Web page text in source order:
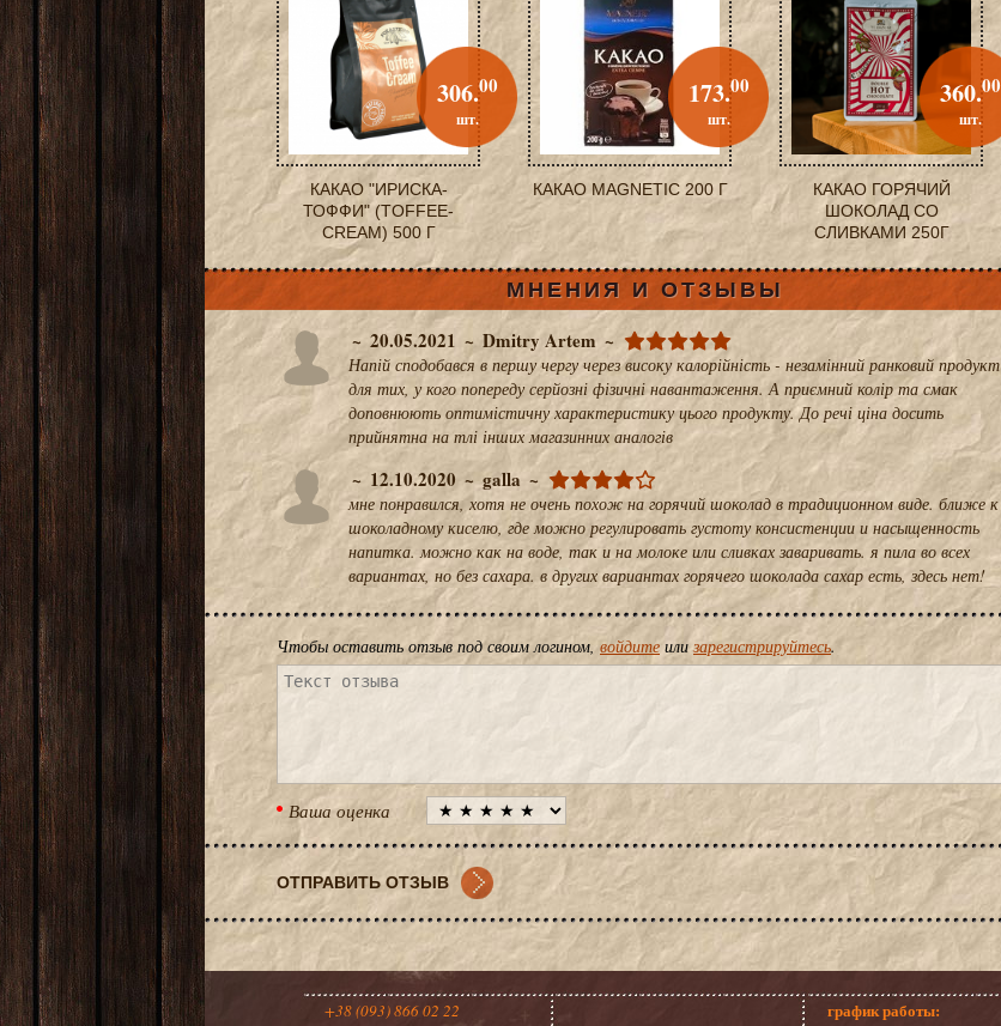
КАКАО "ИРИСКА-
ТОФФИ" (TOFFEE-
CREAM) 500 Г
306.00
шт.
КАКАО MAGNETIC 200 Г
173.00
шт.
КАКАО ГОРЯЧИЙ
ШОКОЛАД СО
СЛИВКАМИ 250Г
360.00
шт.
МНЕНИЯ И ОТЗЫВЫ
20.05.2021 Dmitry Artem
Напій сподобався в першу чергу через високу калорійність - незамінний ранковий продукт
для тих, у кого попереду серйозні фізичні навантаження. А приємний колір та смак
доповнюють оптимістичну характеристику цього продукту. До речі ціна досить
прийнятна на тлі інших магазинних аналогів
12.10.2020 galla
мне понравился, хотя не очень похож на горячий шоколад в традиционном виде. ближе к
шоколадному киселю, где можно регулировать густоту консистенции и насыщенность
напитка. можно как на воде, так и на молоке или сливках заваривать. я пила во всех
вариантах, но без сахара. в других вариантах горячего шоколада сахар есть, здесь нет!
Чтобы оставить отзыв под своим логином,войдите илизарегистрируйтесь.
Ваша оценка
+38 (093) 866 02 22 график работы: